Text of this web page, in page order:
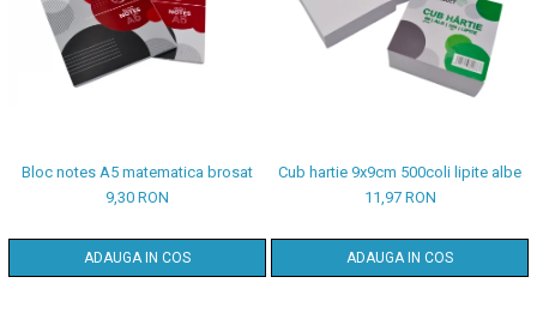
Bloc notes A5 matematica brosat
9,30 RON
ADAUGA IN COS
Cub hartie 9x9cm 500coli lipite albe
11,97 RON
ADAUGA IN COS